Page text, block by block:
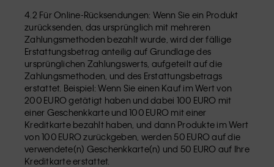
4.2 Für Online-Rücksendungen: Wenn Sie ein Produkt
zurücksenden, das ursprünglich mit mehreren
Zahlungsmethoden bezahlt wurde, wird der fällige
Erstattungsbetrag anteilig auf Grundlage des
ursprünglichen Zahlungswerts, aufgeteilt auf die
Zahlungsmethoden, und des Erstattungsbetrags
erstattet. Beispiel: Wenn Sie einen Kauf im Wert von
200 EURO getätigt haben und dabei 100 EURO mit
einer Geschenkkarte und 100 EURO mit einer
Kreditkarte bezahlt haben, und dann Produkte im Wert
von 100 EURO zurückgeben, werden 50 EURO auf die
verwendete(n) Geschenkkarte(n) und 50 EURO auf Ihre
Kreditkarte erstattet.